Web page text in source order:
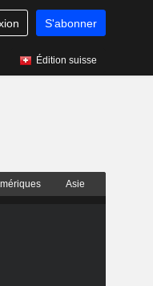
S'abonner
Édition suisse
Asie